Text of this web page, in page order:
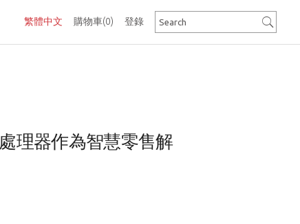
購物車(0)
繁體中文 登錄
處理器作為智慧零售解